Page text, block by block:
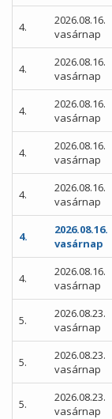
4.
2026.08.16.
vasárnap
4.
2026.08.16.
vasárnap
4.
2026.08.16.
vasárnap
4.
2026.08.16.
vasárnap
4.
2026.08.16.
vasárnap
4.
2026.08.16.
vasárnap
4.
2026.08.16.
vasárnap
5.
2026.08.23.
vasárnap
5.
2026.08.23.
vasárnap
5.
2026.08.23.
vasárnap